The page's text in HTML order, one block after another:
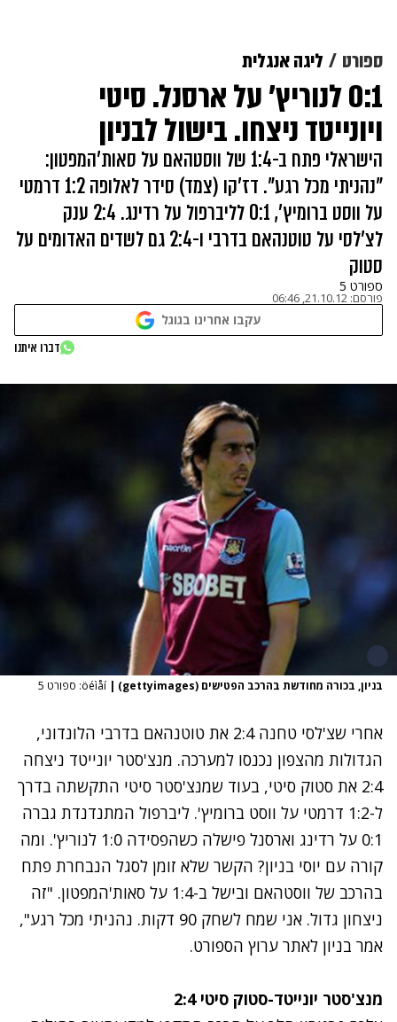
ספורט ליגה אנגלית
0:1 לנוריץ' על ארסנל. סיטי
ויונייטד ניצחו. בישול לבניון
הישראלי פתח ב-1:4 של ווסטהאם על סאות'המפטון:
"נהניתי מכל רגע". דז'קו (צמד) סידר לאלופה 1:2 דרמטי
על ווסט ברומיץ', 0:1 לליברפול על רדינג. 2:4 ענק
לצ'לסי על טוטנהאם בדרבי ו-2:4 גם לשדים האדומים על
סטוק
ספורט 5
פורסם: 21.10.12, 06:46
עקבו אחרינו בגוגל
דברו איתנו
בניון, בכורה מחודשת בהרכב הפטישים (gettyimages) | öéìåí: ספורט 5
אחרי שצ'לסי טחנה 2:4 את טוטנהאם בדרבי הלונדוני,
הגדולות מהצפון נכנסו למערכה. מנצ'סטר יונייטד ניצחה
2:4 את סטוק סיטי, בעוד שמנצ'סטר סיטי התקשתה בדרך
ל-1:2 דרמטי על ווסט ברומיץ'. ליברפול המתנדנדת גברה
0:1 על רדינג וארסנל פישלה כשהפסידה 1:0 לנוריץ'. ומה
קורה עם יוסי בניון? הקשר שלא זומן לסגל הנבחרת פתח
בהרכב של ווסטהאם ובישל ב-1:4 על סאות'המפטון. "זה
ניצחון גדול. אני שמח לשחק 90 דקות. נהניתי מכל רגע",
אמר בניון לאתר ערוץ הספורט.
מנצ'סטר יונייטד-סטוק סיטי 2:4